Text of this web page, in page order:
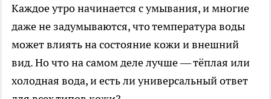
Каждое утро начинается с умывания, и многие
даже не задумываются, что температура воды
может влиять на состояние кожи и внешний
вид. Но что на самом деле лучше — тёплая или
холодная вода, и есть ли универсальный ответ